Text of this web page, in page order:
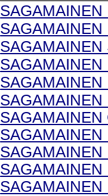
SAGAMAINEN
SAGAMAINEN
SAGAMAINEN
SAGAMAINEN
SAGAMAINEN
SAGAMAINEN
SAGAMAINEN
SAGAMAINEN